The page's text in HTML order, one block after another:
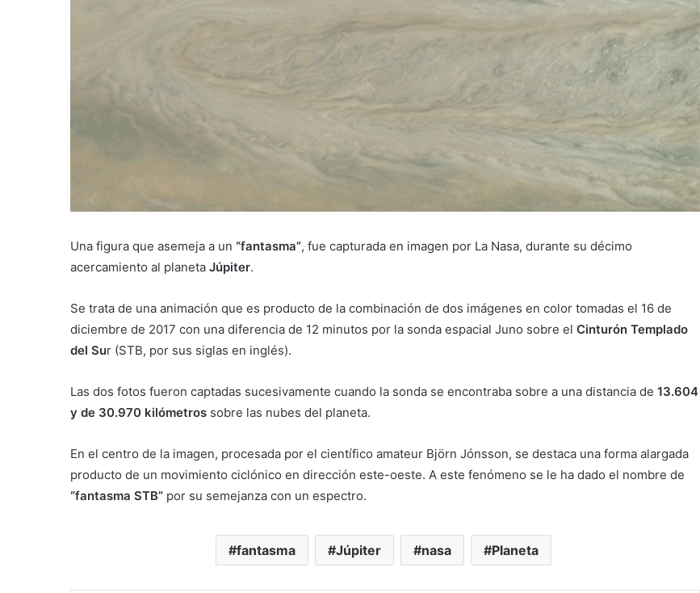
Una figura que asemeja a un “fantasma”, fue capturada en imagen por La Nasa, durante su décimo
acercamiento al planeta Júpiter.
Se trata de una animación que es producto de la combinación de dos imágenes en color tomadas el 16 de
diciembre de 2017 con una diferencia de 12 minutos por la sonda espacial Juno sobre el Cinturón Templado
del Sur (STB, por sus siglas en inglés).
Las dos fotos fueron captadas sucesivamente cuando la sonda se encontraba sobre a una distancia de 13.604
y de 30.970 kilómetros sobre las nubes del planeta.
En el centro de la imagen, procesada por el científico amateur Björn Jónsson, se destaca una forma alargada
producto de un movimiento ciclónico en dirección este-oeste. A este fenómeno se le ha dado el nombre de
“fantasma STB” por su semejanza con un espectro.
fantasma Júpiter nasa Planeta